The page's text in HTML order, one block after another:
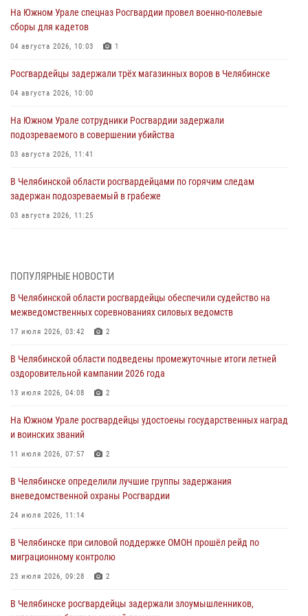
На Южном Урале спецназ Росгвардии провел военно-полевые
сборы для кадетов
04 августа 2026, 10:03 1
Росгвардейцы задержали трёх магазинных воров в Челябинске
04 августа 2026, 10:00
На Южном Урале сотрудники Росгвардии задержали
подозреваемого в совершении убийства
03 августа 2026, 11:41
В Челябинской области росгвардейцами по горячим следам
задержан подозреваемый в грабеже
03 августа 2026, 11:25
03 августа 2026, 09:22 1
Авиация Росгвардии совершила более 250 санитарных вылетов в
Донецкой Народной Республике
31 июля 2026, 11:33
Росгвардия обеспечивает безопасность граждан на южном
направлении
31 июля 2026, 11:32
В Уральском округе Росгвардии состоялось заседание
оперативного штаба
30 июля 2026, 10:53
ПОПУЛЯРНЫЕ НОВОСТИ
В Челябинской области росгвардейцы обеспечили судейство на
межведомственных соревнованиях силовых ведомств
17 июля 2026, 03:42 2
В Челябинской области подведены промежуточные итоги летней
оздоровительной кампании 2026 года
13 июля 2026, 04:08 2
На Южном Урале росгвардейцы удостоены государственных наград
и воинских званий
11 июля 2026, 07:57 2
В Челябинске определили лучшие группы задержания
вневедомственной охраны Росгвардии
24 июля 2026, 11:14
В Челябинске при силовой поддержке ОМОН прошёл рейд по
миграционному контролю
23 июля 2026, 09:28 2
В Челябинске росгвардейцы задержали злоумышленников,